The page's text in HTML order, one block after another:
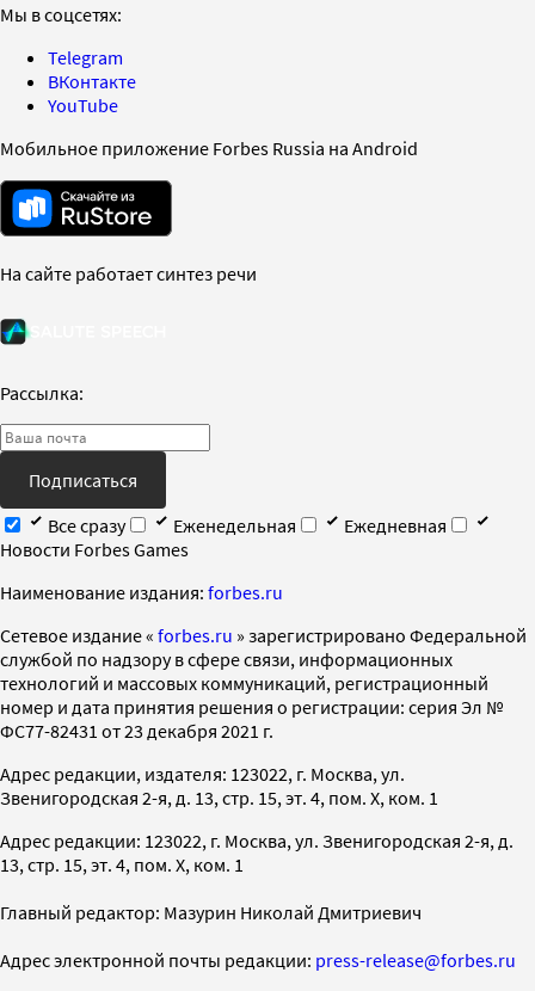
Мы в соцсетях:
Telegram
ВКонтакте
YouTube
Мобильное приложение Forbes Russia на Android
На сайте работает синтез речи
Рассылка:
Подписаться
Все сразу
Еженедельная
Ежедневная
Новости Forbes Games
Наименование издания: forbes.ru
Cетевое издание « forbes.ru » зарегистрировано Федеральной
службой по надзору в сфере связи, информационных
технологий и массовых коммуникаций, регистрационный
номер и дата принятия решения о регистрации: серия Эл №
ФС77-82431 от 23 декабря 2021 г.
Адрес редакции, издателя: 123022, г. Москва, ул.
Звенигородская 2-я, д. 13, стр. 15, эт. 4, пом. X, ком. 1
Адрес редакции: 123022, г. Москва, ул. Звенигородская 2-я, д.
13, стр. 15, эт. 4, пом. X, ком. 1
Главный редактор: Мазурин Николай Дмитриевич
Адрес электронной почты редакции: press-release@forbes.ru